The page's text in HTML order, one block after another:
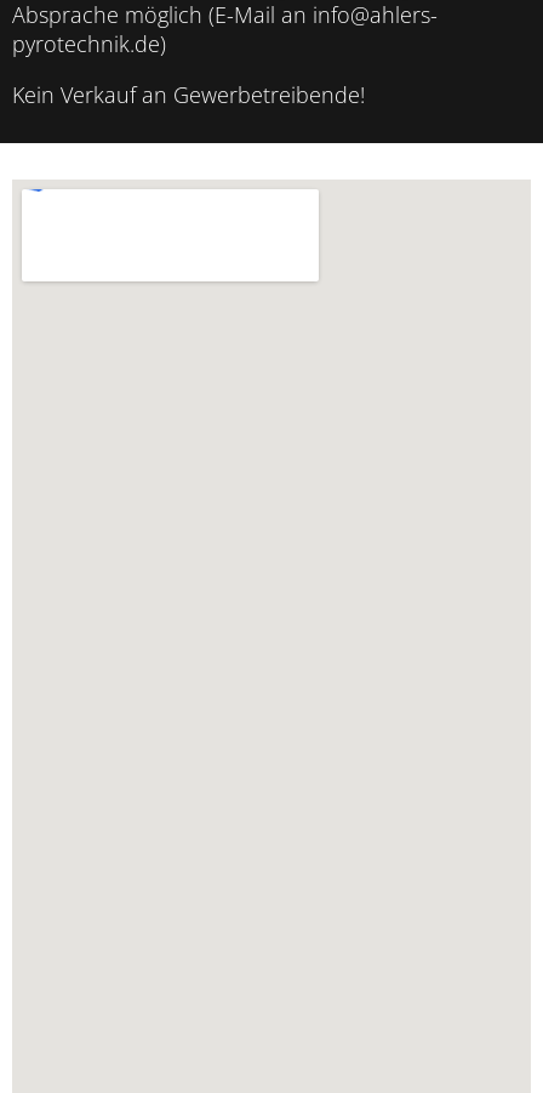
Absprache möglich (E-Mail an info@ahlers-
pyrotechnik.de)
Kein Verkauf an Gewerbetreibende!